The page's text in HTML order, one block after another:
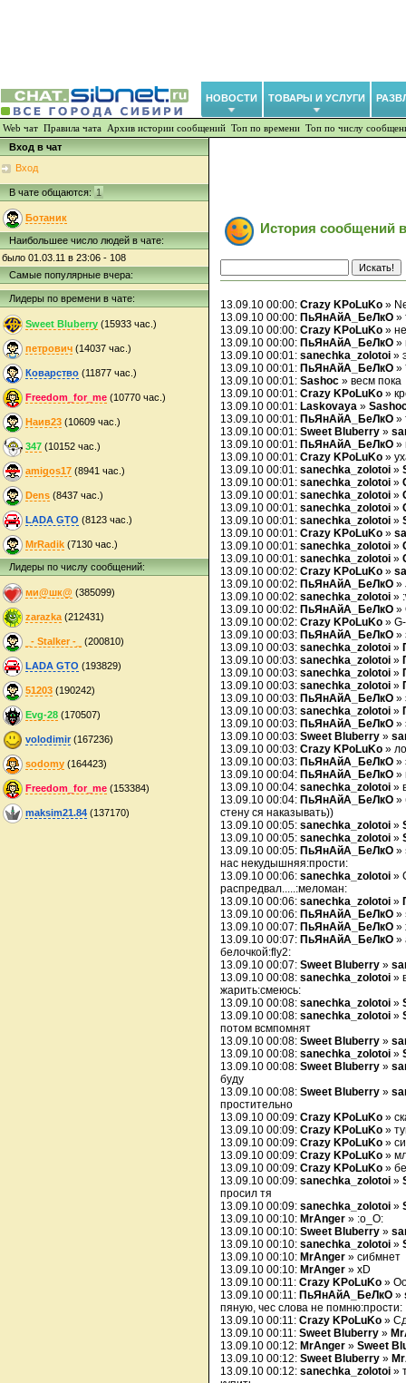
НОВОСТИ ТОВАРЫ И УСЛУГИ
Web чат Правила чата Архив истории сообщений Топ по времени Топ по числу
Вход в чат
Вход
В чате общаются: 1
Ботаник
Наибольшее число людей в чате:
было 01.03.11 в 23:06 - 108
Самые популярные вчера:
Лидеры по времени в чате:
Sweet Bluberry (15933 час.)
петрович (14037 час.)
Коварство (11877 час.)
Freedom_for_me (10770 час.)
Наив23 (10609 час.)
347 (10152 час.)
amigos17 (8941 час.)
Dens (8437 час.)
LADA GTO (8123 час.)
MrRadik (7130 час.)
Лидеры по числу сообщений:
ми@шк@ (385099)
zarazka (212431)
_- Stalker -_ (200810)
LADA GTO (193829)
51203 (190242)
Evg-28 (170507)
volodimir(167236)
sodomy (164423)
Freedom_for_me (153384)
maksim21.84 (137170)
История сообщений
13.09.10 00:00: Crazy KPoLuKo »
13.09.10 00:00: ПьЯнАйА_БеЛкО »
13.09.10 00:00: Crazy KPoLuKo »
13.09.10 00:00: ПьЯнАйА_БеЛкО »
13.09.10 00:01: sanechka_zolotoi »
13.09.10 00:01: ПьЯнАйА_БеЛкО »
13.09.10 00:01: Sashoc » весм пока
13.09.10 00:01: Crazy KPoLuKo »
13.09.10 00:01: Laskovaya »
13.09.10 00:01: ПьЯнАйА_БеЛкО »
13.09.10 00:01: Sweet Bluberry »
13.09.10 00:01: ПьЯнАйА_БеЛкО »
13.09.10 00:01: Crazy KPoLuKo »
13.09.10 00:01: sanechka_zolotoi »
13.09.10 00:01: sanechka_zolotoi »
13.09.10 00:01: sanechka_zolotoi »
13.09.10 00:01: sanechka_zolotoi »
13.09.10 00:01: sanechka_zolotoi »
13.09.10 00:01: Crazy KPoLuKo »
13.09.10 00:01: sanechka_zolotoi »
13.09.10 00:01: sanechka_zolotoi »
13.09.10 00:02: Crazy KPoLuKo »
13.09.10 00:02: ПьЯнАйА_БеЛкО »
13.09.10 00:02: sanechka_zolotoi »
13.09.10 00:02: ПьЯнАйА_БеЛкО »
13.09.10 00:02: Crazy KPoLuKo »
13.09.10 00:03: ПьЯнАйА_БеЛкО »
13.09.10 00:03: sanechka_zolotoi »
13.09.10 00:03: sanechka_zolotoi »
13.09.10 00:03: sanechka_zolotoi »
13.09.10 00:03: sanechka_zolotoi »
13.09.10 00:03: ПьЯнАйА_БеЛкО »
13.09.10 00:03: sanechka_zolotoi »
13.09.10 00:03: ПьЯнАйА_БеЛкО »
13.09.10 00:03: Sweet Bluberry »
13.09.10 00:03: Crazy KPoLuKo »
13.09.10 00:03: ПьЯнАйА_БеЛкО »
13.09.10 00:04: ПьЯнАйА_БеЛкО »
13.09.10 00:04: sanechka_zolotoi »
13.09.10 00:04: ПьЯнАйА_БеЛкО »
стену ся наказывать))
13.09.10 00:05: sanechka_zolotoi »
13.09.10 00:05: sanechka_zolotoi »
13.09.10 00:05: ПьЯнАйА_БеЛкО »
нас некудышняя:прости:
13.09.10 00:06: sanechka_zolotoi »
распредвал.....:меломан:
13.09.10 00:06: sanechka_zolotoi »
13.09.10 00:06: ПьЯнАйА_БеЛкО »
13.09.10 00:07: ПьЯнАйА_БеЛкО »
13.09.10 00:07: ПьЯнАйА_БеЛкО »
белочкой:fly2:
13.09.10 00:07: Sweet Bluberry »
13.09.10 00:08: sanechka_zolotoi »
жарить:смеюсь:
13.09.10 00:08: sanechka_zolotoi »
13.09.10 00:08: sanechka_zolotoi »
потом всмпомнят
13.09.10 00:08: Sweet Bluberry »
13.09.10 00:08: sanechka_zolotoi »
13.09.10 00:08: Sweet Bluberry »
буду
13.09.10 00:08: Sweet Bluberry »
простительно
13.09.10 00:09: Crazy KPoLuKo »
13.09.10 00:09: Crazy KPoLuKo »
13.09.10 00:09: Crazy KPoLuKo »
13.09.10 00:09: Crazy KPoLuKo »
13.09.10 00:09: Crazy KPoLuKo »
13.09.10 00:09: sanechka_zolotoi »
просил тя
13.09.10 00:09: sanechka_zolotoi »
13.09.10 00:10: MrAnger » :o_O:
13.09.10 00:10: Sweet Bluberry »
13.09.10 00:10: sanechka_zolotoi »
13.09.10 00:10: MrAnger » сибмнет
13.09.10 00:10: MrAnger » xD
13.09.10 00:11: Crazy KPoLuKo »
13.09.10 00:11: ПьЯнАйА_БеЛкО »
пяную, чес слова не помню:прости:
13.09.10 00:11: Crazy KPoLuKo »
13.09.10 00:11: Sweet Bluberry »
13.09.10 00:12: MrAnger » Sweet
13.09.10 00:12: Sweet Bluberry »
13.09.10 00:12: sanechka_zolotoi »